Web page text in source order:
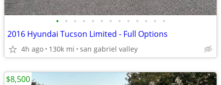
• • • • • • • • • • • • •
2016 Hyundai Tucson Limited - Full Options
4h ago 130k mi san gabriel valley
$8,500